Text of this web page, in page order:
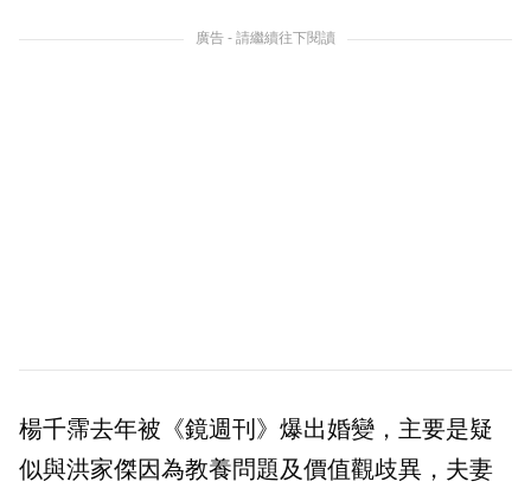
廣告 - 請繼續往下閱讀
楊千霈去年被《鏡週刊》爆出婚變，主要是疑
似與洪家傑因為教養問題及價值觀歧異，夫妻